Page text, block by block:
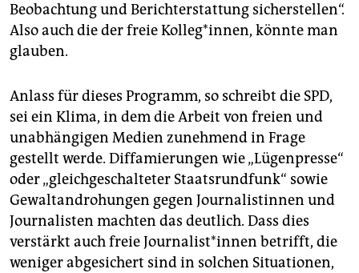
Beobachtung und Berichterstattung sicherstellen“.
Also auch die der freie Kolleg*innen, könnte man
glauben.
Anlass für dieses Programm, so schreibt die SPD,
sei ein Klima, in dem die Arbeit von freien und
unabhängigen Medien zunehmend in Frage
gestellt werde. Diffamierungen wie „Lügenpresse“
oder „gleichgeschalteter Staatsrundfunk“ sowie
Gewaltandrohungen gegen Journalistinnen und
Journalisten machten das deutlich. Dass dies
verstärkt auch freie Journalist*innen betrifft, die
weniger abgesichert sind in solchen Situationen,